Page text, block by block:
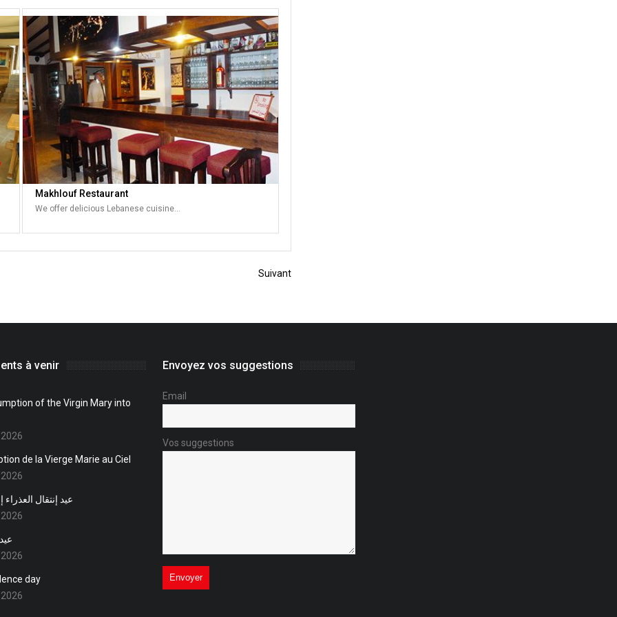
Makhlouf Restaurant
We offer delicious Lebanese cuisine…
Suivant
à venir
of the Virgin Mary into
de la Vierge Marie au Ciel
عيد إنتقال
day
Envoyez vos suggestions
Email
Vos suggestions